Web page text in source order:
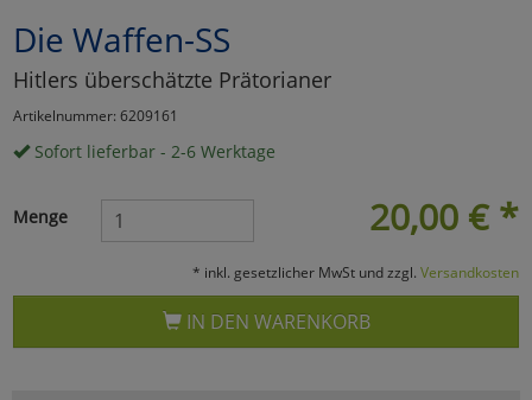
Die Waffen-SS
Hitlers überschätzte Prätorianer
Artikelnummer: 6209161
Sofort lieferbar - 2-6 Werktage
20,00 € *
Menge
* inkl. gesetzlicher MwSt und zzgl. Versandkosten
IN DEN WARENKORB
Marketing
Umfragetools
Cookies
Alle Akzeptieren
Cookies
zurückzu Haupptseite